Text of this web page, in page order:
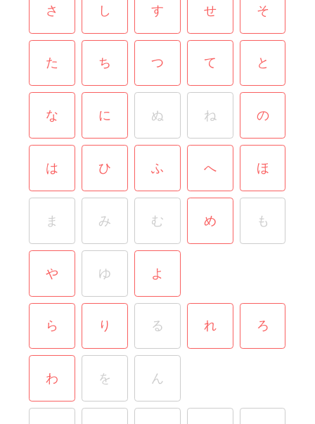
さ し す せ そ
た ち つ て と
な に ぬ ね の
は ひ ふ へ ほ
ま み む め も
や ゆ よ
ら り る れ ろ
わ を ん